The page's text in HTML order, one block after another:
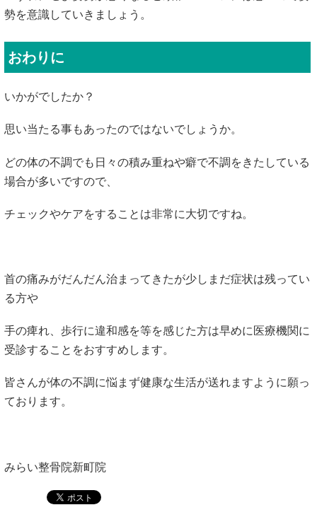
勢を意識していきましょう。
おわりに
いかがでしたか？
思い当たる事もあったのではないでしょうか。
どの体の不調でも日々の積み重ねや癖で不調をきたしている
場合が多いですので、
チェックやケアをすることは非常に大切ですね。
首の痛みがだんだん治まってきたが少しまだ症状は残ってい
る方や
手の痺れ、歩行に違和感を等を感じた方は早めに医療機関に
受診することをおすすめします。
皆さんが体の不調に悩まず健康な生活が送れますように願っ
ております。
みらい整骨院新町院